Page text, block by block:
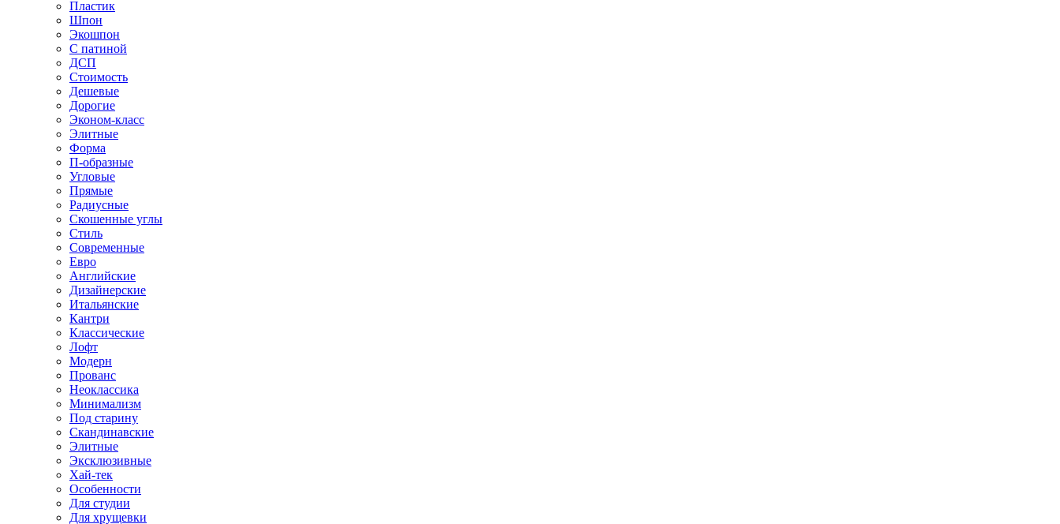
Пластик
Шпон
Экошпон
С патиной
ДСП
Стоимость
Дешевые
Дорогие
Эконом-класс
Элитные
Форма
П-образные
Угловые
Прямые
Радиусные
Скошенные углы
Стиль
Современные
Евро
Английские
Дизайнерские
Итальянские
Кантри
Классические
Лофт
Модерн
Прованс
Неоклассика
Минимализм
Под старину
Скандинавские
Элитные
Эксклюзивные
Хай-тек
Особенности
Для студии
Для хрущевки